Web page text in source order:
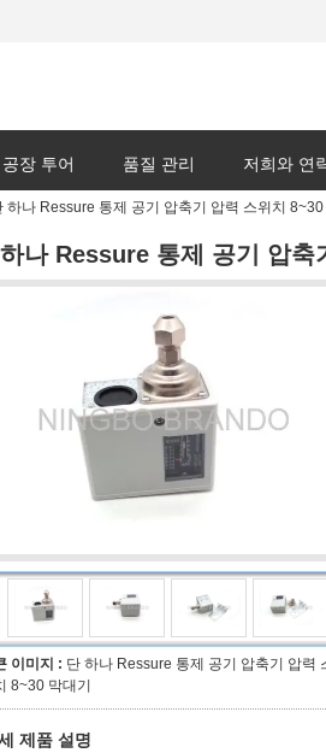
공장 투어 품질 관리 저희와 연
하나 Ressure 통제 공기 압축기 압력 스위치 8~30
나 Ressure 통제 공기 압축
이미지 : 단 하나 Ressure 통제 공기 압축기 압력
8~30 막대기
제품 설명